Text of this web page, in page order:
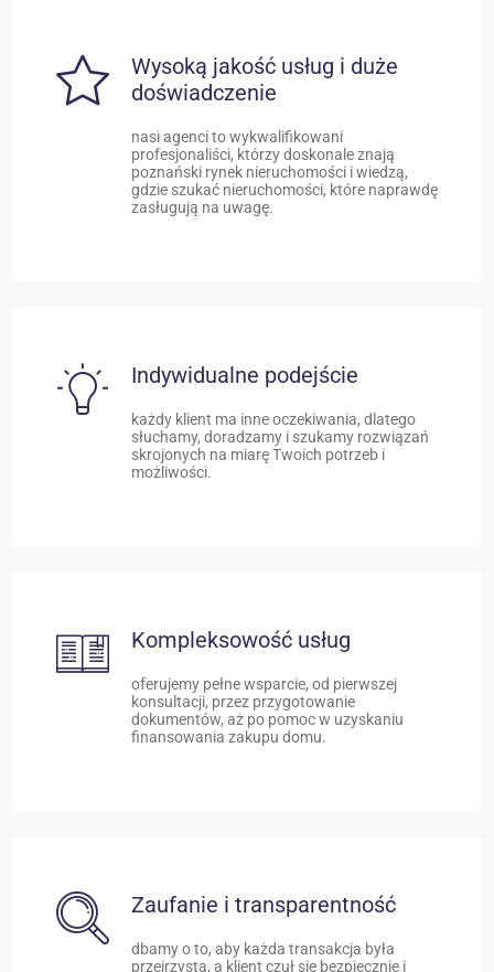
Wysoką jakość usług i duże
doświadczenie
nasi agenci to wykwalifikowani
profesjonaliści, którzy doskonale znają
poznański rynek nieruchomości i wiedzą,
gdzie szukać nieruchomości, które naprawdę
zasługują na uwagę.
Indywidualne podejście
każdy klient ma inne oczekiwania, dlatego
słuchamy, doradzamy i szukamy rozwiązań
skrojonych na miarę Twoich potrzeb i
możliwości.
Kompleksowość usług
oferujemy pełne wsparcie, od pierwszej
konsultacji, przez przygotowanie
dokumentów, aż po pomoc w uzyskaniu
finansowania zakupu domu.
Zaufanie i transparentność
dbamy o to, aby każda transakcja była
przejrzysta, a klient czuł się bezpiecznie i